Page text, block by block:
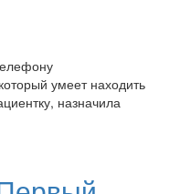
умеет находить
назначила